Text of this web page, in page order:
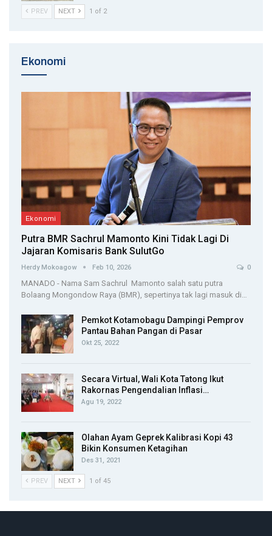
PREV NEXT 1 of 2
Ekonomi
Ekonomi
Putra BMR Sachrul Mamonto Kini Tidak Lagi Di
Jajaran Komisaris Bank SulutGo
Herdy Mokoagow Feb 10, 2026 0
MANADO - Nama Sam Sachrul Mamonto salah satu putra
Bolaang Mongondow Raya (BMR), sepertinya tak lagi masuk di…
Pemkot Kotamobagu Dampingi Pemprov
Pantau Bahan Pangan di Pasar
Okt 25, 2022
Secara Virtual, Wali Kota Tatong Ikut
Rakornas Pengendalian Inflasi…
Agu 19, 2022
Olahan Ayam Geprek Kalibrasi Kopi 43
Bikin Konsumen Ketagihan
Des 31, 2021
PREV NEXT 1 of 45